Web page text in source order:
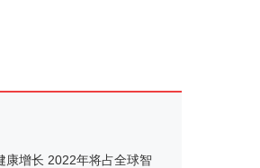
康增长 2022年将占全球智